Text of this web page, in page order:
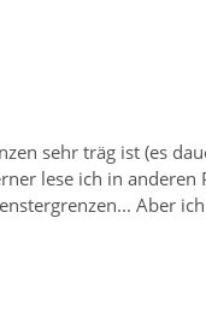
sehr träg ist (es
lese ich in anderen
Aber